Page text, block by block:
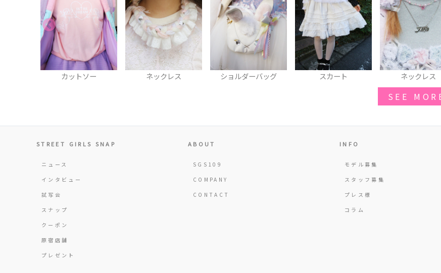
ネックレス ショルダーバッグ スカート ネックレス うさぎのぬいぐる
SEE
STREET GIRLS SNAP
ニュース
インタビュー
試写会
スナップ
クーポン
原宿店舗
プレゼント
ABOUT
SGS109
COMPANY
CONTACT
INFO
モデル募集
スタッフ募集
プレス様
コラム